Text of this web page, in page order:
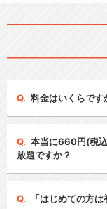
料金はいくらです
本当に660円(税
放題ですか？
「はじめての方